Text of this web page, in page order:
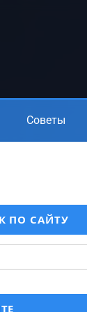
Советы
ПО САЙТУ